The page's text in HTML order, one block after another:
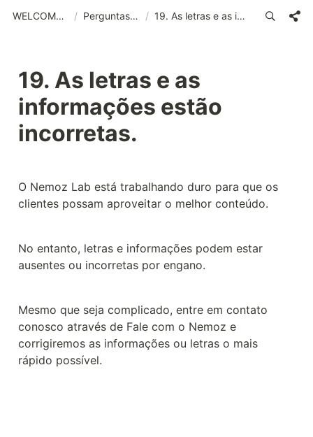
WELCOME (POR)_old / Perguntas frequentes / 19. As letras e as informações estão incorretas.
19. As letras e as
informações estão
incorretas.
O Nemoz Lab está trabalhando duro para que os
clientes possam aproveitar o melhor conteúdo.
No entanto, letras e informações podem estar
ausentes ou incorretas por engano.
Mesmo que seja complicado, entre em contato
conosco através de Fale com o Nemoz e
corrigiremos as informações ou letras o mais
rápido possível.